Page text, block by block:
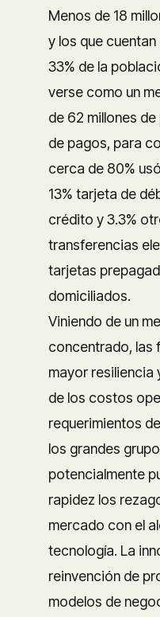
Menos de 18
y los que
33% de la
verse como un
de 62 millones
de pagos, para
cerca de 80%
13% tarjeta de
crédito y 3.3%
transferencias
tarjetas
domiciliados.
Viniendo de un
concentrado, las
mayor resiliencia
de los costos
requerimientos
los grandes
potencialmente
rapidez los
mercado con el
tecnología. La
reinvención de
modelos de